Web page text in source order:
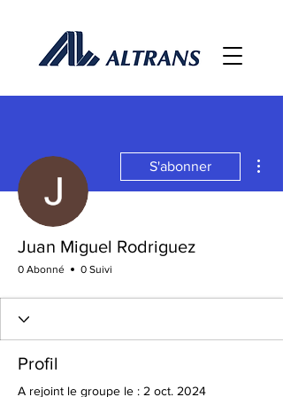
S'abonner
Juan Miguel Rodriguez
0 Abonné 0 Suivi
Profil
A rejoint le groupe le : 2 oct. 2024